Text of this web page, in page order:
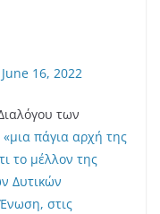
June 16, 2022
των
πάγια αρχή της
το μέλλον της
Δυτικών
στις